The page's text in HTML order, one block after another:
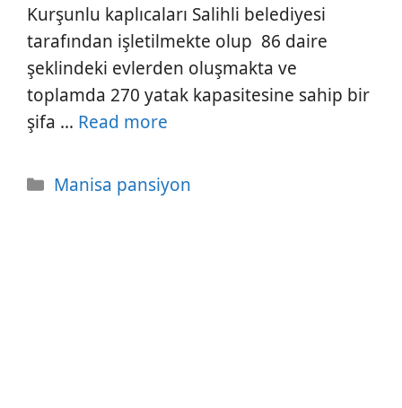
Kurşunlu kaplıcaları Salihli belediyesi
tarafından işletilmekte olup 86 daire
şeklindeki evlerden oluşmakta ve
toplamda 270 yatak kapasitesine sahip bir
şifa … Read more
Kategoriler
Manisa pansiyon